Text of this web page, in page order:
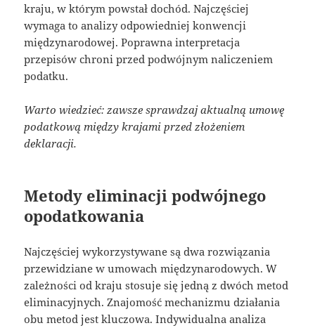
kraju, w którym powstał dochód. Najczęściej
wymaga to analizy odpowiedniej konwencji
międzynarodowej. Poprawna interpretacja
przepisów chroni przed podwójnym naliczeniem
podatku.
Warto wiedzieć: zawsze sprawdzaj aktualną umowę
podatkową między krajami przed złożeniem
deklaracji.
Metody eliminacji podwójnego
opodatkowania
Najczęściej wykorzystywane są dwa rozwiązania
przewidziane w umowach międzynarodowych. W
zależności od kraju stosuje się jedną z dwóch metod
eliminacyjnych. Znajomość mechanizmu działania
obu metod jest kluczowa. Indywidualna analiza